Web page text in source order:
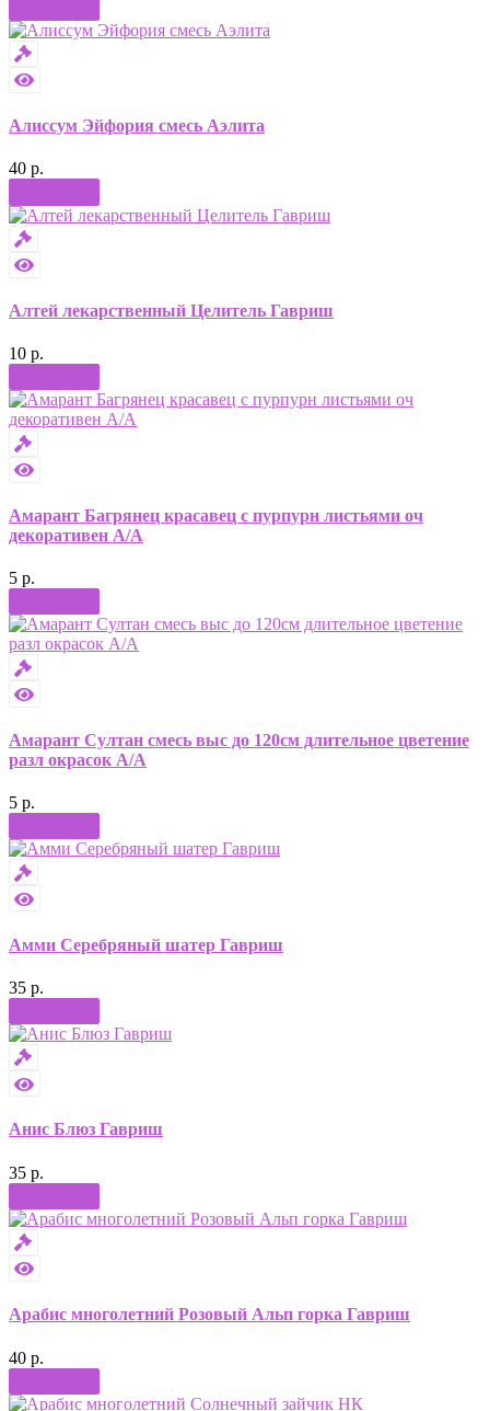
Алиссум Эйфория смесь Аэлита
40 р.
Алтей лекарственный Целитель Гавриш
10 р.
Амарант Багрянец красавец с пурпурн листьями оч
декоративен А/А
5 р.
Амарант Султан смесь выс до 120см длительное цветение
разл окрасок А/А
5 р.
Амми Серебряный шатер Гавриш
35 р.
Анис Блюз Гавриш
35 р.
Арабис многолетний Розовый Альп горка Гавриш
40 р.